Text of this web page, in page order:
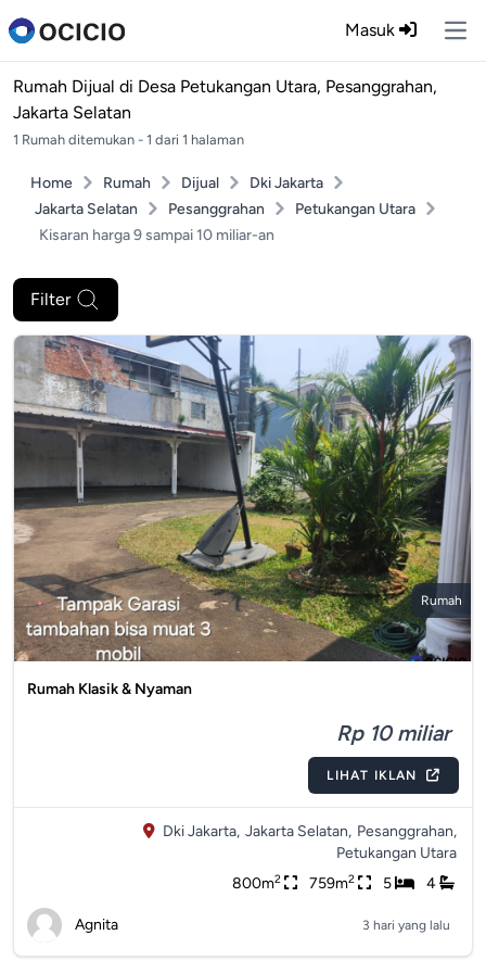
Masuk
Rumah Dijual di Desa Petukangan Utara, Pesanggrahan,
Jakarta Selatan
1 Rumah ditemukan - 1 dari 1 halaman
Home Rumah Dijual
Dki Jakarta
Jakarta Selatan
Pesanggrahan
Petukangan Utara
Kisaran harga 9 sampai 10 miliar-an
Filter
Rumah
Rumah Klasik & Nyaman
Rp 10 miliar
LIHAT IKLAN
Dki Jakarta, Jakarta Selatan, Pesanggrahan,
Petukangan Utara
800m2 759m2 5 4
Agnita 3 hari yang lalu